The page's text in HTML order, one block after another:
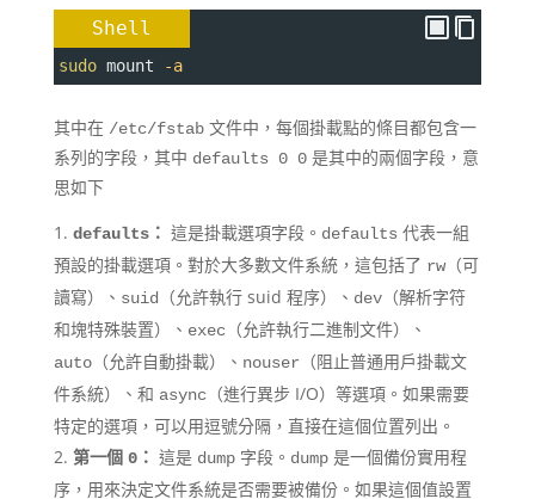
Shell
sudo mount -a
其中在 /etc/fstab文件中，每個掛載點的條目都包含一
系列的字段，其中 defaults 0 0是其中的兩個字段，意
思如下
defaults： 這是掛載選項字段。 defaults 代表一組
預設的掛載選項。對於大多數文件系統，這包括了 rw（可
讀寫）、 suid （允許執行 suid 程序）、 dev（解析字符
和塊特殊裝置）、 exec（允許執行二進制文件）、
auto（允許自動掛載）、 nouser
（阻止普通用戶掛載文
件系統）、和 async（進行異步 I/O）等選項。如果需要
特定的選項，可以用逗號分隔，直接在這個位置列出。
第一個 0： 這是 dump字段。 dump是一個備份實用程
序，用來決定文件系統是否需要被備份。如果這個值設置